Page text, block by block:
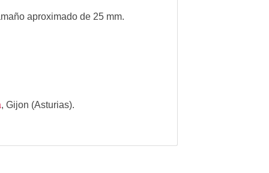
aproximado de 25 mm.
, Gijon (Asturias).